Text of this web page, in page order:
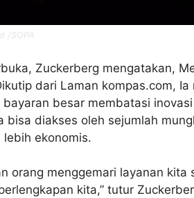
/SOPA
Zuckerberg mengatakan,
dari Laman kompas.com,
besar membatasi
bisa diakses oleh sejumlah
ekonomis.
orang menggemari layanan
kita,” tutur